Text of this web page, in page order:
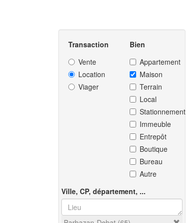
Transaction
Vente
Location
Viager
Bien
Appartement
Maison
Terrain
Local
Stationnement
Immeuble
Entrepôt
Boutique
Bureau
Autre
Ville, CP, département, ...